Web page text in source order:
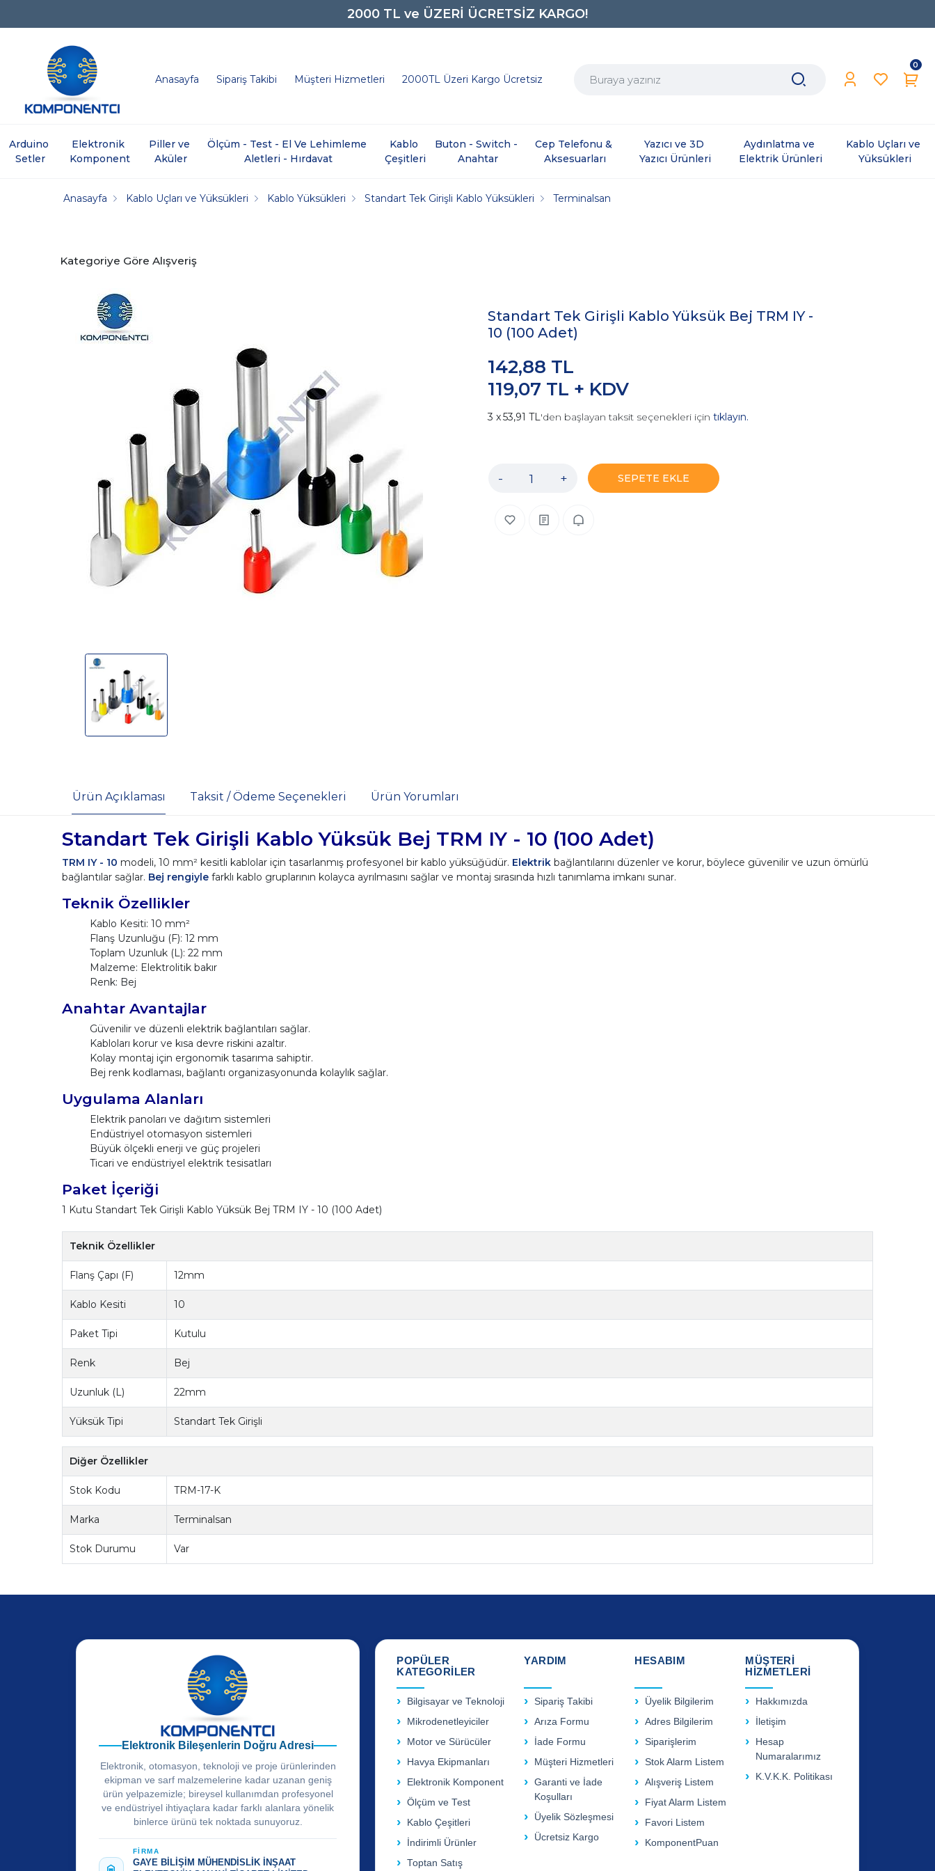
2000 TL ve ÜZERİ ÜCRETSİZ KARGO!
0850 242 0734
Anasayfa Sipariş Takibi Müşteri Hizmetleri 2000TL Üzeri Kargo Ücretsiz
0
Arduino
Setler
Elektronik
Komponent
Piller ve
Aküler
Ölçüm - Test - El Ve Lehimleme
Aletleri - Hırdavat
Kablo
Çeşitleri
Buton - Switch -
Anahtar
Cep Telefonu &
Aksesuarları
Yazıcı ve 3D
Yazıcı Ürünleri
Aydınlatma ve
Elektrik Ürünleri
Kablo Uçları ve
Yüksükleri
Anasayfa Kablo Uçları ve Yüksükleri Kablo Yüksükleri Standart Tek Girişli Kablo Yüksükleri Terminalsan
Kategoriye Göre Alışveriş
Standart Tek Girişli Kablo Yüksük Bej TRM IY -
10 (100 Adet)
119,07 TL + KDV
142,88 TL
53,91 TL'den başlayan taksit seçenekleri için tıklayın.
- + SEPETE EKLE
Ürün Açıklaması Taksit / Ödeme Seçenekleri Ürün Yorumları
Standart Tek Girişli Kablo Yüksük Bej TRM IY - 10 (100 Adet)
TRM IY - 10 modeli, 10 mm² kesitli kablolar için tasarlanmış profesyonel bir kablo yüksüğüdür. Elektrikbağlantılarını düzenler ve korur, böylece güvenilir ve uzun ömürlü
bağlantılar sağlar. Bej rengiylefarklı kablo gruplarının kolayca ayrılmasını sağlar ve montaj sırasında hızlı tanımlama imkanı sunar.
Teknik Özellikler
Kablo Kesiti: 10 mm²
Flanş Uzunluğu (F): 12 mm
Toplam Uzunluk (L): 22 mm
Malzeme: Elektrolitik bakır
Renk: Bej
Anahtar Avantajlar
Güvenilir ve düzenli elektrik bağlantıları sağlar.
Kabloları korur ve kısa devre riskini azaltır.
Kolay montaj için ergonomik tasarıma sahiptir.
Bej renk kodlaması, bağlantı organizasyonunda kolaylık sağlar.
Uygulama Alanları
Elektrik panoları ve dağıtım sistemleri
Endüstriyel otomasyon sistemleri
Büyük ölçekli enerji ve güç projeleri
Ticari ve endüstriyel elektrik tesisatları
Paket İçeriği
1 Kutu Standart Tek Girişli Kablo Yüksük Bej TRM IY - 10 (100 Adet)
Teknik Özellikler
Flanş Çapı (F) 12mm
Kablo Kesiti 10
Paket Tipi Kutulu
Renk Bej
Uzunluk (L) 22mm
Yüksük Tipi Standart Tek Girişli
Diğer Özellikler
Stok Kodu TRM-17-K
Marka Terminalsan
Stok Durumu Var
Elektronik Bileşenlerin Doğru Adresi
Elektronik, otomasyon, teknoloji ve proje ürünlerinden
ekipman ve sarf malzemelerine kadar uzanan geniş
ürün yelpazemizle; bireysel kullanımdan profesyonel
ve endüstriyel ihtiyaçlara kadar farklı alanlara yönelik
binlerce ürünü tek noktada sunuyoruz.
FİRMA
GAYE BİLİŞİM MÜHENDİSLİK İNŞAAT
POPÜLER
KATEGORİLER
Bilgisayar ve Teknoloji
Mikrodenetleyiciler
Motor ve Sürücüler
Havya Ekipmanları
Elektronik Komponent
Ölçüm ve Test
Kablo Çeşitleri
İndirimli Ürünler
Toptan Satış
YARDIM
Sipariş Takibi
Arıza Formu
İade Formu
Müşteri Hizmetleri
Garanti ve İade
Koşulları
Üyelik Sözleşmesi
Ücretsiz Kargo
HESABIM
Üyelik Bilgilerim
Adres Bilgilerim
Siparişlerim
Stok Alarm Listem
Alışveriş Listem
Fiyat Alarm Listem
Favori Listem
KomponentPuan
MÜŞTERİ
HİZMETLERİ
Hakkımızda
İletişim
Hesap
Numaralarımız
K.V.K.K. Politikası